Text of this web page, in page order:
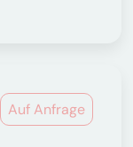
Auf Anfrage